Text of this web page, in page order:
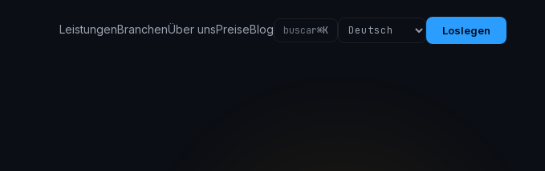
LeistungenBranchenÜber unsPreiseBlog buscar⌘K Loslegen